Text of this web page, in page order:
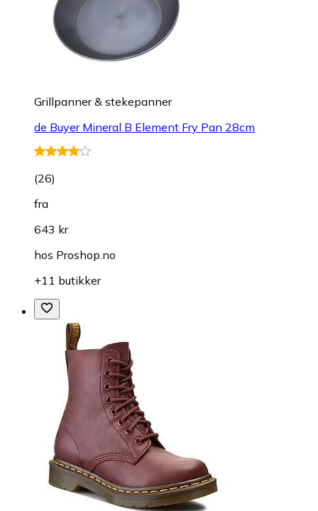
Grillpanner & stekepanner
de Buyer Mineral B Element Fry Pan 28cm
(26)
fra
643 kr
hos Proshop.no
+11 butikker